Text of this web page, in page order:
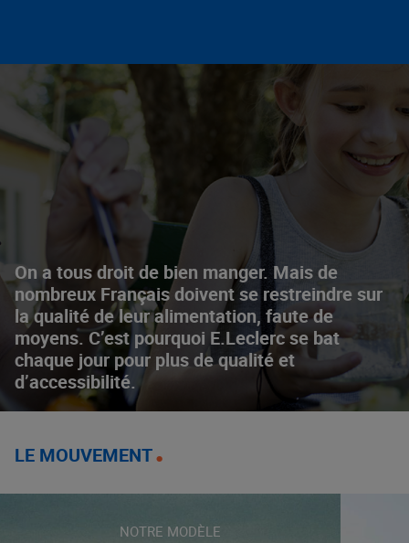
On a tous droit de bien manger. Mais de
nombreux Français doivent se restreindre sur
la qualité de leur alimentation, faute de
moyens. C’est pourquoi E.Leclerc se bat
chaque jour pour plus de qualité et
d’accessibilité.
LE MOUVEMENT
NOTRE MODÈLE